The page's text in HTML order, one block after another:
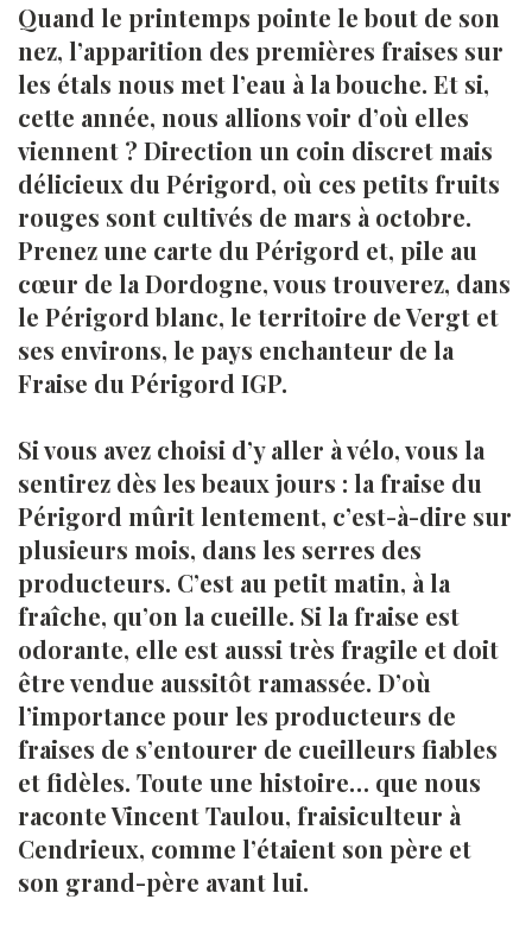
Quand le printemps pointe le bout de son
nez, l’apparition des premières fraises sur
les étals nous met l’eau à la bouche. Et si,
cette année, nous allions voir d’où elles
viennent ? Direction un coin discret mais
délicieux du Périgord, où ces petits fruits
rouges sont cultivés de mars à octobre.
Prenez une carte du Périgord et, pile au
cœur de la Dordogne, vous trouverez, dans
le Périgord blanc, le territoire de Vergt et
ses environs, le pays enchanteur de la
Fraise du Périgord IGP.
Si vous avez choisi d’y aller à vélo, vous la
sentirez dès les beaux jours : la fraise du
Périgord mûrit lentement, c’est-à-dire sur
plusieurs mois, dans les serres des
producteurs. C’est au petit matin, à la
fraîche, qu’on la cueille. Si la fraise est
odorante, elle est aussi très fragile et doit
être vendue aussitôt ramassée. D’où
l’importance pour les producteurs de
fraises de s’entourer de cueilleurs fiables
et fidèles. Toute une histoire… que nous
raconte Vincent Taulou, fraisiculteur à
Cendrieux, comme l’étaient son père et
son grand-père avant lui.